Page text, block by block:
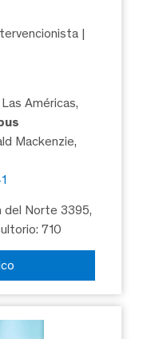
|
Américas,
Mackenzie,
del Norte 3395,
710